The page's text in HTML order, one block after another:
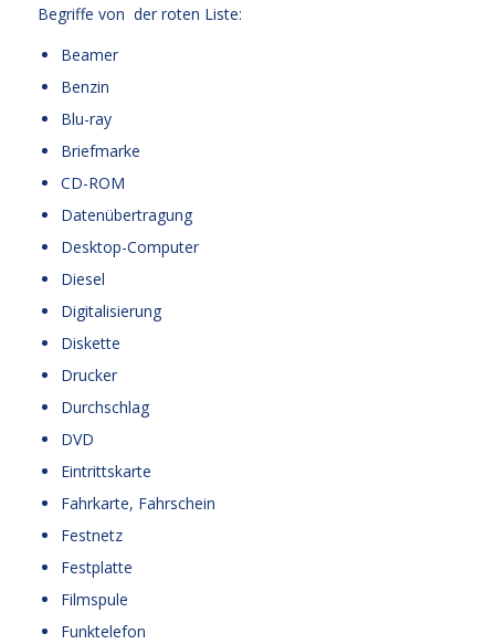
Begriffe von der roten Liste:
Beamer
Benzin
Blu-ray
Briefmarke
CD-ROM
Datenübertragung
Desktop-Computer
Diesel
Digitalisierung
Diskette
Drucker
Durchschlag
DVD
Eintrittskarte
Fahrkarte, Fahrschein
Festnetz
Festplatte
Filmspule
Funktelefon